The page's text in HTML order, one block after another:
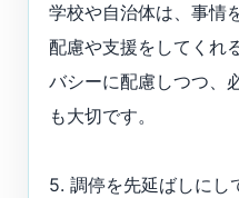
学校や自治体は、事情
配慮や支援をしてくれ
バシーに配慮しつつ、
も大切です。
5. 調停を先延ばしにし